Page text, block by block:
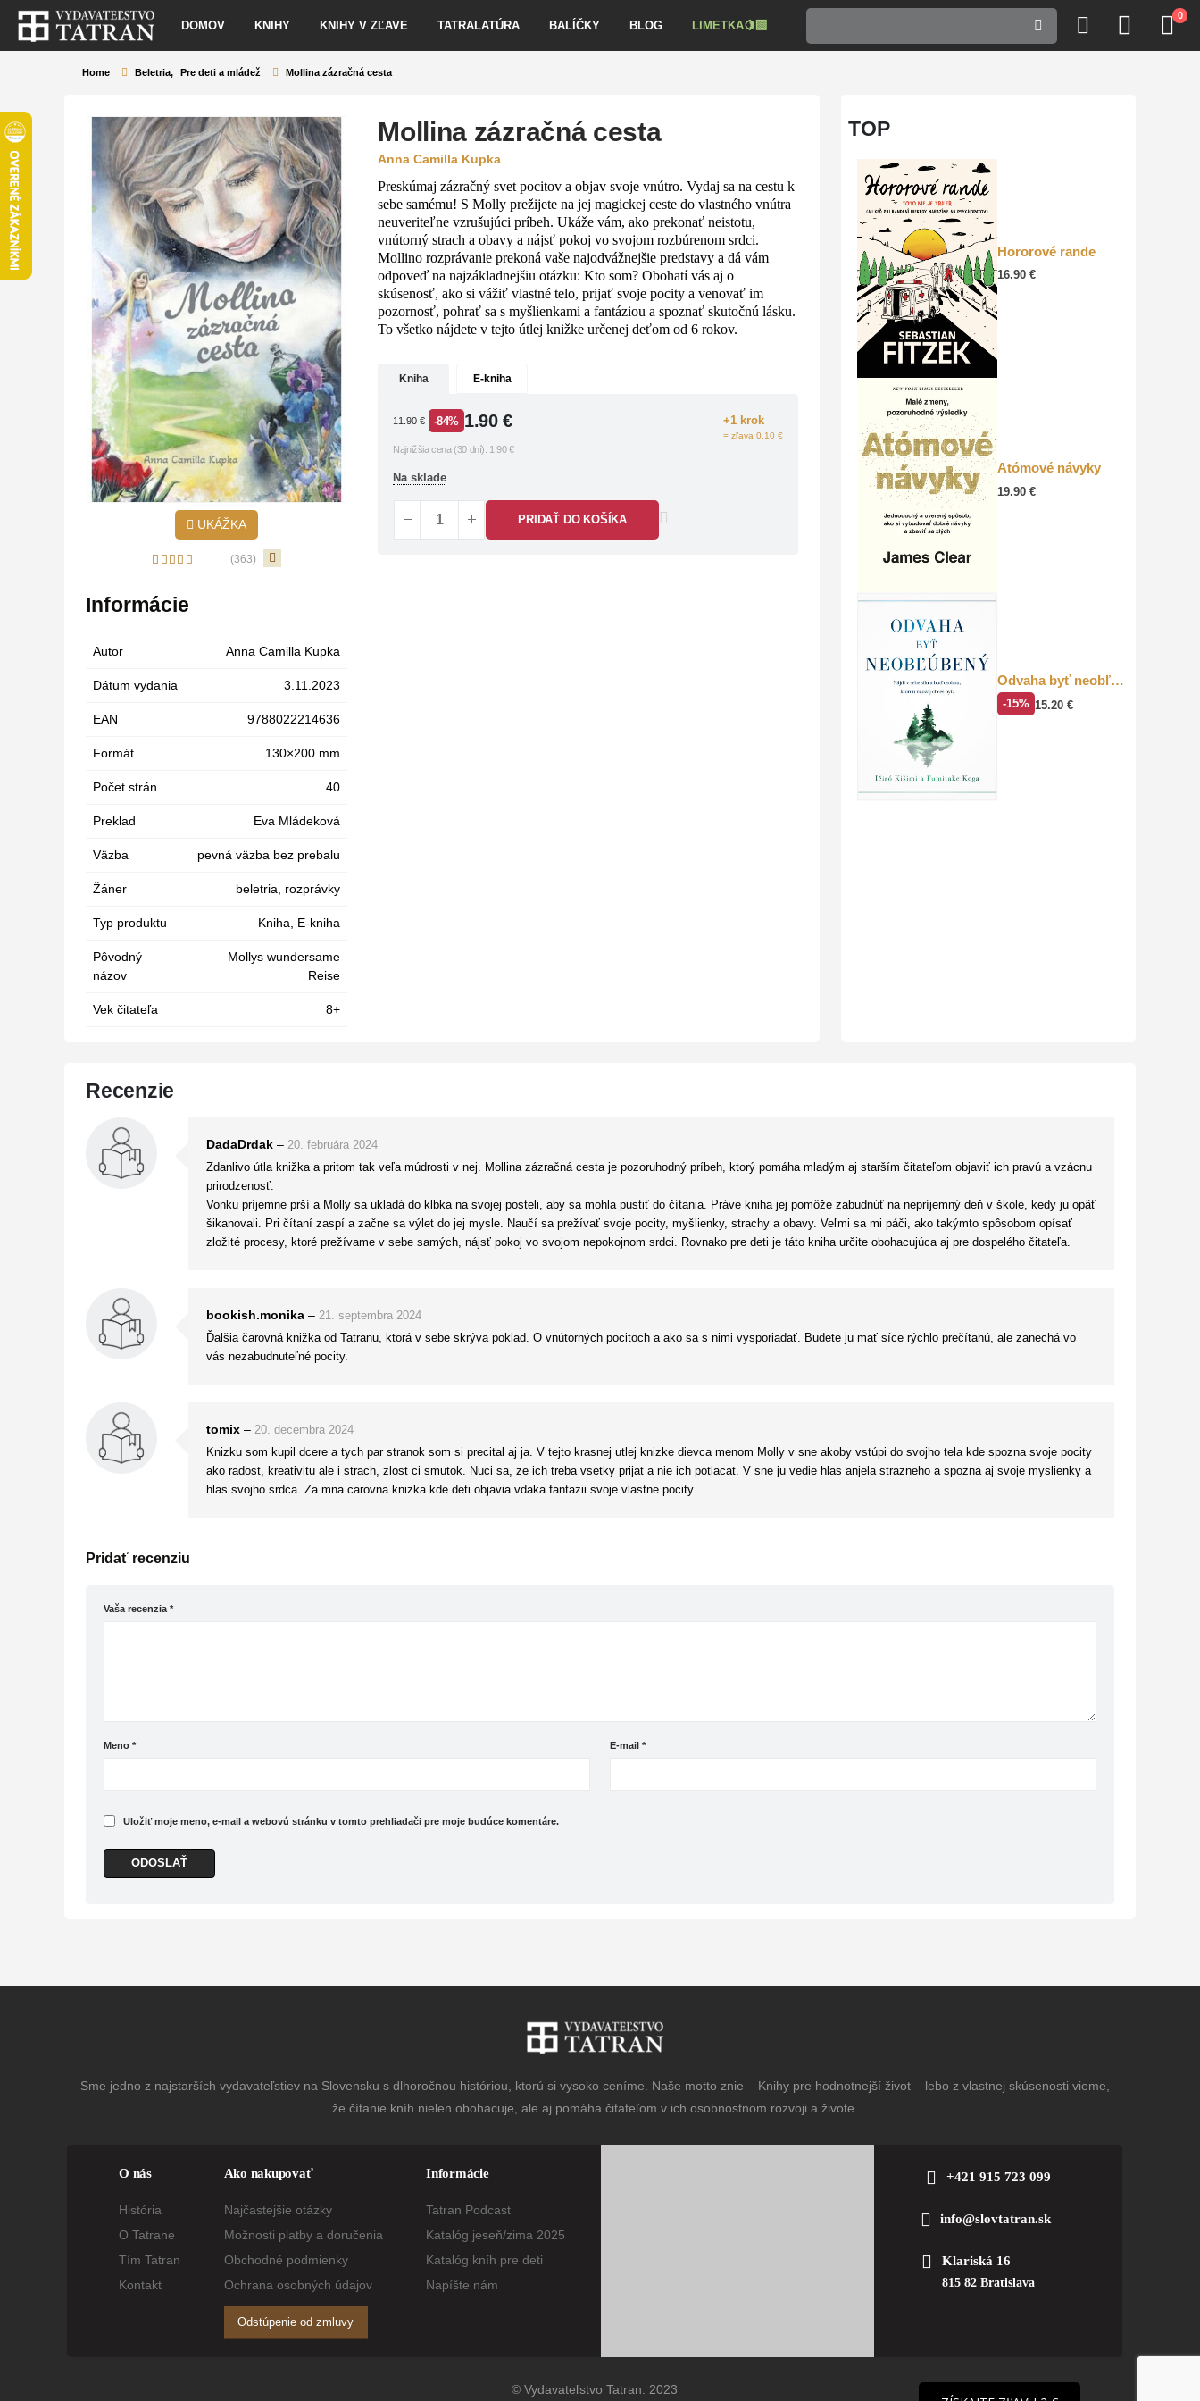
DOMOV KNIHY KNIHY V ZĽAVE TATRALATÚRA BALÍČKY BLOG LIMETKA🍋‍🟩
0
Home Beletria, Pre deti a mládež Mollina zázračná cesta
UKÁŽKA
(363)
Informácie
Autor Anna Camilla Kupka
Dátum vydania 3.11.2023
EAN 9788022214636
Formát 130×200 mm
Počet strán 40
Preklad Eva Mládeková
Väzba pevná väzba bez prebalu
Žáner beletria rozprávky
Typ produktu Kniha, E-kniha
Pôvodný
názov
Mollys wundersame
Reise
Vek čitateľa 8+
Mollina zázračná cesta
Anna Camilla Kupka
Preskúmaj zázračný svet pocitov a objav svoje vnútro. Vydaj sa na cestu k
sebe samému! S Molly prežijete na jej magickej ceste do vlastného vnútra
neuveriteľne vzrušujúci príbeh. Ukáže vám, ako prekonať neistotu,
vnútorný strach a obavy a nájsť pokoj vo svojom rozbúrenom srdci.
Mollino rozprávanie prekoná vaše najodvážnejšie predstavy a dá vám
odpoveď na najzákladnejšiu otázku: Kto som? Obohatí vás aj o
skúsenosť, ako si vážiť vlastné telo, prijať svoje pocity a venovať im
pozornosť, pohrať sa s myšlienkami a fantáziou a spoznať skutočnú lásku.
To všetko nájdete v tejto útlej knižke určenej deťom od 6 rokov.
Kniha E-kniha
+1 krok
= zľava 0.10 €
11.90€ -84% 1.90€
Najnižšia cena (30 dní): 1.90 €
Na sklade
PRIDAŤ DO KOŠÍKA
TOP
Hororové rande
16.90 €
Atómové návyky
19.90 €
Odvaha byť neobľúbený
-15% 15.20 €
Recenzie
DadaDrdak – 20. februára 2024
Zdanlivo útla knižka a pritom tak veľa múdrosti v nej. Mollina zázračná cesta je pozoruhodný príbeh, ktorý pomáha mladým aj starším čitateľom objaviť ich pravú a vzácnu
prirodzenosť.
Vonku príjemne prší a Molly sa ukladá do klbka na svojej posteli, aby sa mohla pustiť do čítania. Práve kniha jej pomôže zabudnúť na nepríjemný deň v škole, kedy ju opäť
šikanovali. Pri čítaní zaspí a začne sa výlet do jej mysle. Naučí sa prežívať svoje pocity, myšlienky, strachy a obavy. Veľmi sa mi páči, ako takýmto spôsobom opísať
zložité procesy, ktoré prežívame v sebe samých, nájsť pokoj vo svojom nepokojnom srdci. Rovnako pre deti je táto kniha určite obohacujúca aj pre dospelého čitateľa.
bookish.monika – 21. septembra 2024
Ďalšia čarovná knižka od Tatranu, ktorá v sebe skrýva poklad. O vnútorných pocitoch a ako sa s nimi vysporiadať. Budete ju mať síce rýchlo prečítanú, ale zanechá vo
vás nezabudnuteľné pocity.
tomix – 20. decembra 2024
Knizku som kupil dcere a tych par stranok som si precital aj ja. V tejto krasnej utlej knizke dievca menom Molly v sne akoby vstúpi do svojho tela kde spozna svoje pocity
ako radost, kreativitu ale i strach, zlost ci smutok. Nuci sa, ze ich treba vsetky prijat a nie ich potlacat. V sne ju vedie hlas anjela strazneho a spozna aj svoje myslienky a
hlas svojho srdca. Za mna carovna knizka kde deti objavia vdaka fantazii svoje vlastne pocity.
Pridať recenziu
Vaša recenzia *
Meno * E-mail*
Uložiť moje meno, e-mail a webovú stránku v tomto prehliadači pre moje budúce komentáre.
Sme jedno z najstarších vydavateľstiev na Slovensku s dlhoročnou históriou, ktorú si vysoko ceníme. Naše motto znie – Knihy pre hodnotnejší život – lebo z vlastnej skúsenosti vieme,
že čítanie kníh nielen obohacuje, ale aj pomáha čitateľom v ich osobnostnom rozvoji a živote.
O nás
História
O Tatrane
Tím Tatran
Kontakt
Ako nakupovať
Najčastejšie otázky
Možnosti platby a doručenia
Obchodné podmienky
Ochrana osobných údajov
Odstúpenie od zmluvy
Informácie
Tatran Podcast
Katalóg jeseň/zima 2025
Katalóg kníh pre deti
Napíšte nám
+421 915 723 099
info@slovtatran.sk
Klariská 16
815 82 Bratislava
© Vydavateľstvo Tatran. 2023